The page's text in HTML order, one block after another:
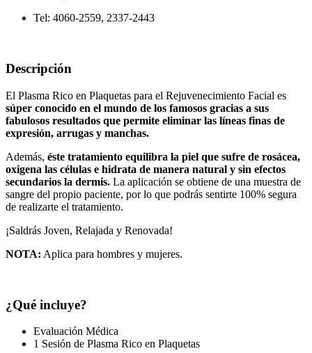
Tel: 4060-2559, 2337-2443
Descripción
El Plasma Rico en Plaquetas para el Rejuvenecimiento Facial es
súper conocido en el mundo de los famosos gracias a sus
fabulosos resultados que permite eliminar las líneas finas de
expresión, arrugas y manchas.
Además, éste tratamiento equilibra la piel que sufre de rosácea,
oxigena las células e hidrata de manera natural y sin efectos
secundarios la dermis. La aplicación se obtiene de una muestra de
sangre del propio paciente, por lo que podrás sentirte 100% segura
de realizarte el tratamiento.
¡Saldrás Joven, Relajada y Renovada!
NOTA: Aplica para hombres y mujeres.
¿Qué incluye?
Evaluación Médica
1 Sesión de Plasma Rico en Plaquetas